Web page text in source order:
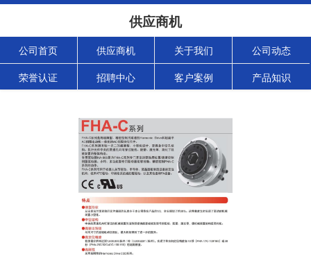
供应商机
公司首页 供应商机 关于我们 公司动态
荣誉认证 招聘中心 客户案例 产品知识